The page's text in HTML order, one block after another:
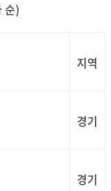
순)
지역
경기
경기